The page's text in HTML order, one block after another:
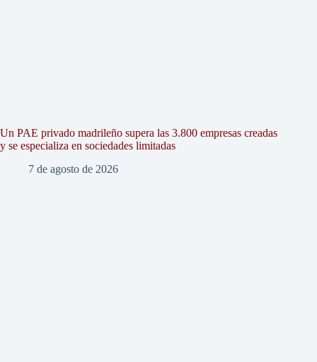
Un PAE privado madrileño supera las 3.800 empresas creadas
y se especializa en sociedades limitadas
7 de agosto de 2026